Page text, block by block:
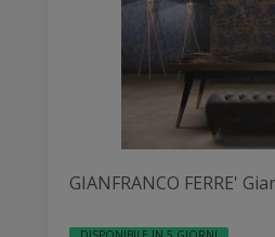
GIANFRANCO FERRE'